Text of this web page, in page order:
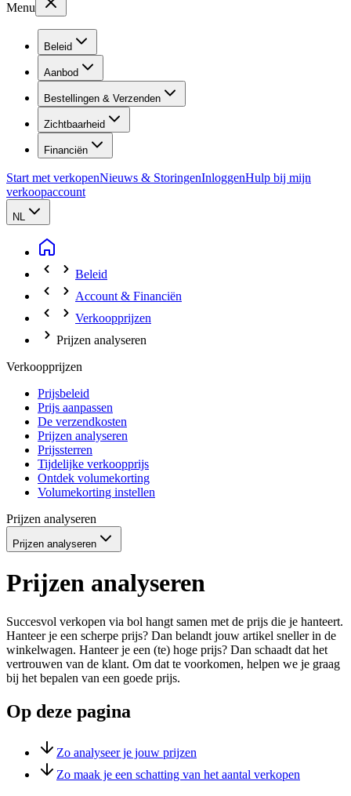
Menu
Beleid
Aanbod
Bestellingen & Verzenden
Zichtbaarheid
Financiën
Start met verkopenNieuws & StoringenInloggenHulp bij mijn
verkoopaccount
NL
Beleid
Account & Financiën
Verkoopprijzen
Prijzen analyseren
Verkoopprijzen
Prijsbeleid
Prijs aanpassen
De verzendkosten
Prijzen analyseren
Prijssterren
Tijdelijke verkoopprijs
Ontdek volumekorting
Volumekorting instellen
Prijzen analyseren
Prijzen analyseren
Prijzen analyseren
Succesvol verkopen via bol hangt samen met de prijs die je hanteert.
Hanteer je een scherpe prijs? Dan belandt jouw artikel sneller in de
winkelwagen. Hanteer je een (te) hoge prijs? Dan schaadt dat het
vertrouwen van de klant. Om dat te voorkomen, helpen we je graag
bij het bepalen van een goede prijs.
Op deze pagina
Zo analyseer je jouw prijzen
Zo maak je een schatting van het aantal verkopen